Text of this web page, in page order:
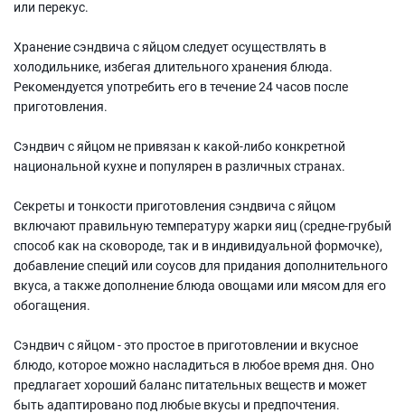
или перекус.
Хранение сэндвича с яйцом следует осуществлять в
холодильнике, избегая длительного хранения блюда.
Рекомендуется употребить его в течение 24 часов после
приготовления.
Сэндвич с яйцом не привязан к какой-либо конкретной
национальной кухне и популярен в различных странах.
Секреты и тонкости приготовления сэндвича с яйцом
включают правильную температуру жарки яиц (средне-грубый
способ как на сковороде, так и в индивидуальной формочке),
добавление специй или соусов для придания дополнительного
вкуса, а также дополнение блюда овощами или мясом для его
обогащения.
Сэндвич с яйцом - это простое в приготовлении и вкусное
блюдо, которое можно насладиться в любое время дня. Оно
предлагает хороший баланс питательных веществ и может
быть адаптировано под любые вкусы и предпочтения.